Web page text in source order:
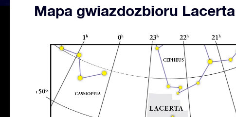
Mapa gwiazdozbioru Lacerta